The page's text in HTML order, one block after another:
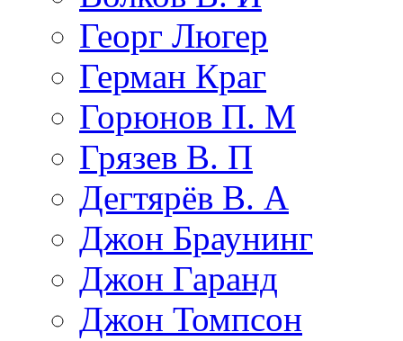
Георг Люгер
Герман Краг
Горюнов П. М
Грязев В. П
Дегтярёв В. А
Джон Браунинг
Джон Гаранд
Джон Томпсон